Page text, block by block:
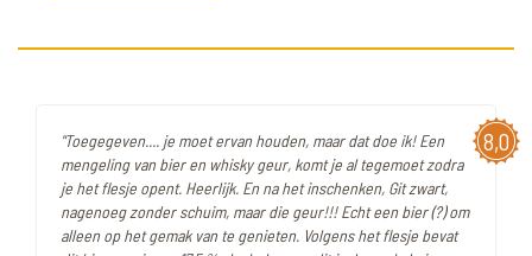
8,0
"Toegegeven.... je moet ervan houden, maar dat doe ik! Een
mengeling van bier en whisky geur, komt je al tegemoet zodra
je het flesje opent. Heerlijk. En na het inschenken, Git zwart,
nagenoeg zonder schuim, maar die geur!!! Echt een bier (?) om
alleen op het gemak van te genieten. Volgens het flesje bevat